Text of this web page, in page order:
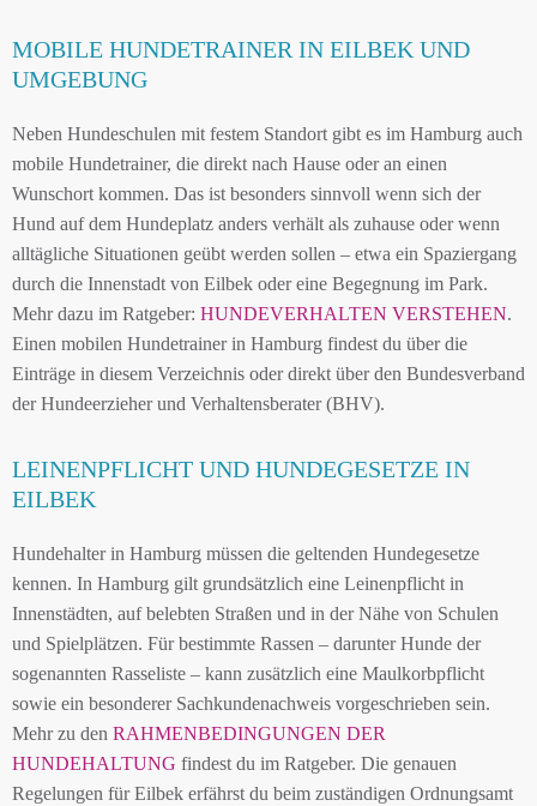
MOBILE HUNDETRAINER IN EILBEK UND
UMGEBUNG
Neben Hundeschulen mit festem Standort gibt es im Hamburg auch
mobile Hundetrainer, die direkt nach Hause oder an einen
Wunschort kommen. Das ist besonders sinnvoll wenn sich der
Hund auf dem Hundeplatz anders verhält als zuhause oder wenn
alltägliche Situationen geübt werden sollen – etwa ein Spaziergang
durch die Innenstadt von Eilbek oder eine Begegnung im Park.
Mehr dazu im Ratgeber: HUNDEVERHALTEN VERSTEHEN.
Einen mobilen Hundetrainer in Hamburg findest du über die
Einträge in diesem Verzeichnis oder direkt über den Bundesverband
der Hundeerzieher und Verhaltensberater (BHV).
LEINENPFLICHT UND HUNDEGESETZE IN
EILBEK
Hundehalter in Hamburg müssen die geltenden Hundegesetze
kennen. In Hamburg gilt grundsätzlich eine Leinenpflicht in
Innenstädten, auf belebten Straßen und in der Nähe von Schulen
und Spielplätzen. Für bestimmte Rassen – darunter Hunde der
sogenannten Rasseliste – kann zusätzlich eine Maulkorbpflicht
sowie ein besonderer Sachkundenachweis vorgeschrieben sein.
Mehr zu den RAHMENBEDINGUNGEN DER
HUNDEHALTUNG findest du im Ratgeber. Die genauen
Regelungen für Eilbek erfährst du beim zuständigen Ordnungsamt